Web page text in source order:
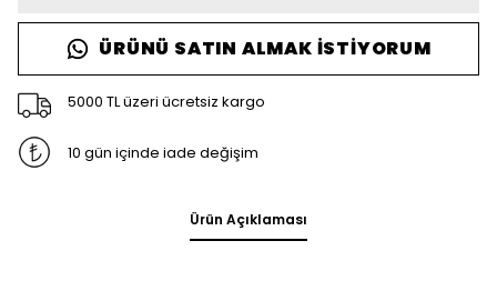
ÜRÜNÜ SATIN ALMAK İSTIYORUM
5000 TL üzeri ücretsiz kargo
10 gün içinde iade değişim
Ürün Açıklaması